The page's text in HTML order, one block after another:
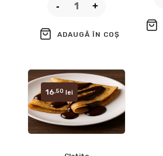
ADAUGĂ ÎN COȘ
16 ,50 lei